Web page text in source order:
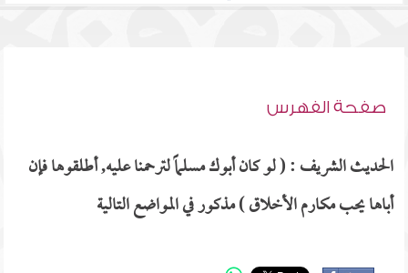
صفحة الفهرس
الحديث الشريف : ( لو كان أبوك مسلماً لترحمنا عليه, أطلقوها فإن
أباها يحب مكارم الأخلاق ) مذكور في المواضع التالية